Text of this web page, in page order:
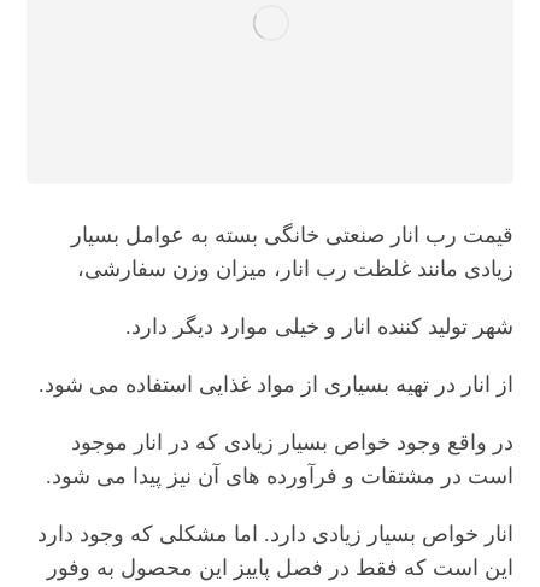
قیمت رب انار صنعتی خانگی بسته به عوامل بسیار
زیادی مانند غلظت رب انار، میزان وزن سفارشی،
شهر تولید کننده انار و خیلی موارد دیگر دارد.
از انار در تهیه بسیاری از مواد غذایی استفاده می شود.
در واقع وجود خواص بسیار زیادی که در انار موجود
است در مشتقات و فرآورده های آن نیز پیدا می شود.
انار خواص بسیار زیادی دارد. اما مشکلی که وجود دارد
این است که فقط در فصل پاییز این محصول به وفور